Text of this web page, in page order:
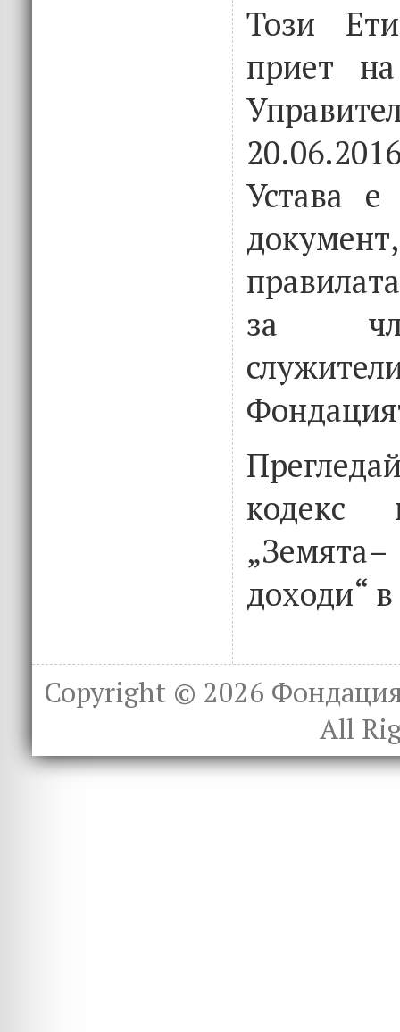
Този
приет
Устава е
за
кодекс
доходи“ в
Copyright © 2026
All